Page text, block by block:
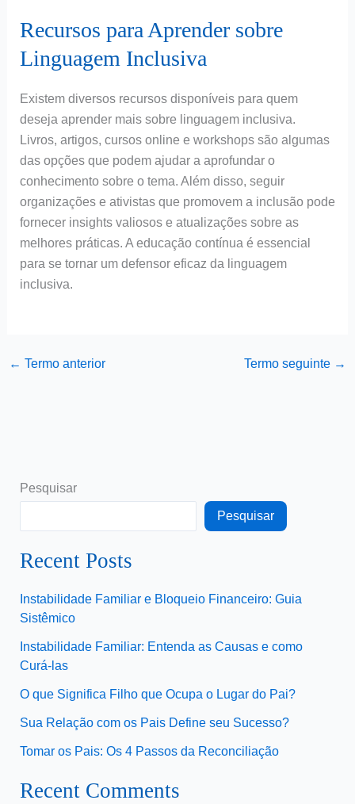
Recursos para Aprender sobre
Linguagem Inclusiva
Existem diversos recursos disponíveis para quem
deseja aprender mais sobre linguagem inclusiva.
Livros, artigos, cursos online e workshops são algumas
das opções que podem ajudar a aprofundar o
conhecimento sobre o tema. Além disso, seguir
organizações e ativistas que promovem a inclusão pode
fornecer insights valiosos e atualizações sobre as
melhores práticas. A educação contínua é essencial
para se tornar um defensor eficaz da linguagem
inclusiva.
← Termo anterior Termo seguinte →
Pesquisar
Pesquisar
Recent Posts
Instabilidade Familiar e Bloqueio Financeiro: Guia
Sistêmico
Instabilidade Familiar: Entenda as Causas e como
Curá-las
O que Significa Filho que Ocupa o Lugar do Pai?
Sua Relação com os Pais Define seu Sucesso?
Tomar os Pais: Os 4 Passos da Reconciliação
Recent Comments